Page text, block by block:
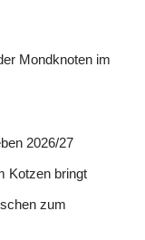
Mondknoten im
2026/27
Kotzen bringt
zum